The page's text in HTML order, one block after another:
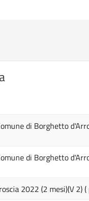
di Borghetto
di Borghetto
2022 (2 mesi)(V 2)(